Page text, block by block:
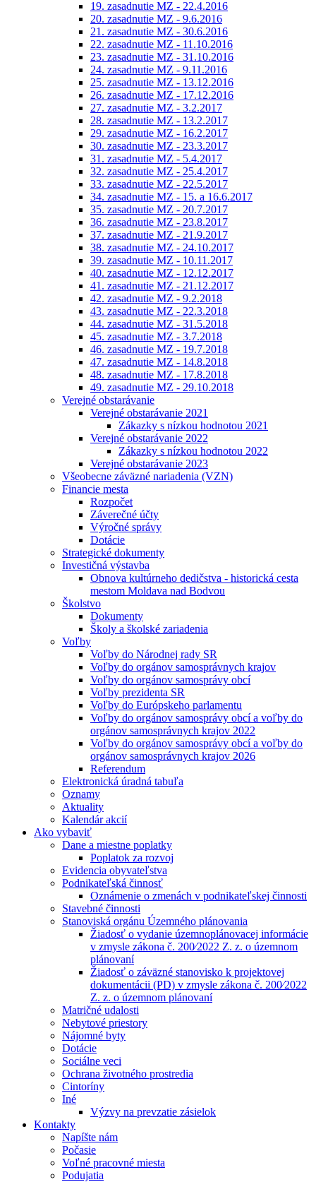
19. zasadnutie MZ - 22.4.2016
20. zasadnutie MZ - 9.6.2016
21. zasadnutie MZ - 30.6.2016
22. zasadnutie MZ - 11.10.2016
23. zasadnutie MZ - 31.10.2016
24. zasadnutie MZ - 9.11.2016
25. zasadnutie MZ - 13.12.2016
26. zasadnutie MZ - 17.12.2016
27. zasadnutie MZ - 3.2.2017
28. zasadnutie MZ - 13.2.2017
29. zasadnutie MZ - 16.2.2017
30. zasadnutie MZ - 23.3.2017
31. zasadnutie MZ - 5.4.2017
32. zasadnutie MZ - 25.4.2017
33. zasadnutie MZ - 22.5.2017
34. zasadnutie MZ - 15. a 16.6.2017
35. zasadnutie MZ - 20.7.2017
36. zasadnutie MZ - 23.8.2017
37. zasadnutie MZ - 21.9.2017
38. zasadnutie MZ - 24.10.2017
39. zasadnutie MZ - 10.11.2017
40. zasadnutie MZ - 12.12.2017
41. zasadnutie MZ - 21.12.2017
42. zasadnutie MZ - 9.2.2018
43. zasadnutie MZ - 22.3.2018
44. zasadnutie MZ - 31.5.2018
45. zasadnutie MZ - 3.7.2018
46. zasadnutie MZ - 19.7.2018
47. zasadnutie MZ - 14.8.2018
48. zasadnutie MZ - 17.8.2018
49. zasadnutie MZ - 29.10.2018
Verejné obstarávanie
Verejné obstarávanie 2021
Zákazky s nízkou hodnotou 2021
Verejné obstarávanie 2022
Zákazky s nízkou hodnotou 2022
Verejné obstarávanie 2023
Všeobecne záväzné nariadenia (VZN)
Financie mesta
Rozpočet
Záverečné účty
Výročné správy
Dotácie
Strategické dokumenty
Investičná výstavba
Obnova kultúrneho dedičstva - historická cesta
mestom Moldava nad Bodvou
Školstvo
Dokumenty
Školy a školské zariadenia
Voľby
Voľby do Národnej rady SR
Voľby do orgánov samosprávnych krajov
Voľby do orgánov samosprávy obcí
Voľby prezidenta SR
Voľby do Európskeho parlamentu
Voľby do orgánov samosprávy obcí a voľby do
orgánov samosprávnych krajov 2022
Voľby do orgánov samosprávy obcí a voľby do
orgánov samosprávnych krajov 2026
Referendum
Elektronická úradná tabuľa
Oznamy
Aktuality
Kalendár akcií
Ako vybaviť
Dane a miestne poplatky
Poplatok za rozvoj
Evidencia obyvateľstva
Podnikateľská činnosť
Oznámenie o zmenách v podnikateľskej činnosti
Stavebné činnosti
Stanoviská orgánu Územného plánovania
Žiadosť o vydanie územnoplánovacej informácie
v zmysle zákona č. 200⁄2022 Z. z. o územnom
plánovaní
Žiadosť o záväzné stanovisko k projektovej
dokumentácii (PD) v zmysle zákona č. 200⁄2022
Z. z. o územnom plánovaní
Matričné udalosti
Nebytové priestory
Nájomné byty
Dotácie
Sociálne veci
Ochrana životného prostredia
Cintoríny
Iné
Výzvy na prevzatie zásielok
Kontakty
Napíšte nám
Počasie
Voľné pracovné miesta
Podujatia